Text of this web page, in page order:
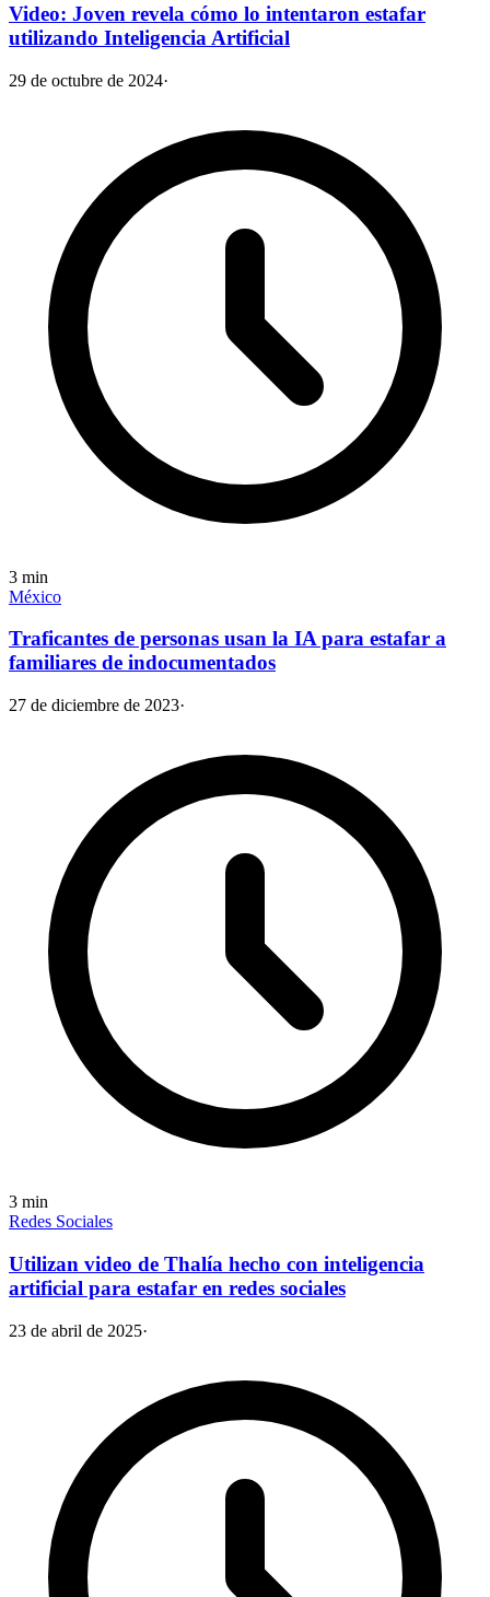
Video: Joven revela cómo lo intentaron estafar
utilizando Inteligencia Artificial
29 de octubre de 2024·
3 min
México
Traficantes de personas usan la IA para estafar a
familiares de indocumentados
27 de diciembre de 2023·
3 min
Redes Sociales
Utilizan video de Thalía hecho con inteligencia
artificial para estafar en redes sociales
23 de abril de 2025·